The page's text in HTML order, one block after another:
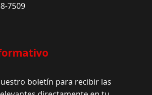
7509
boletín para recibir las